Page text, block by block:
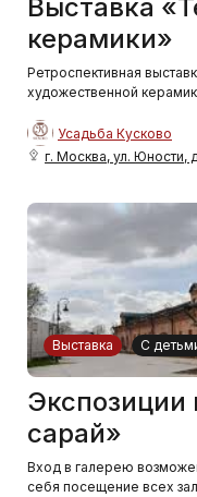
Выставка
керамики»
Ретроспективная
художественной
Усадьба Кусково
г. Москва, ул. Юности,
Выставка С
Экспозиции
сарай»
Вход в галерею
себя посещение всех